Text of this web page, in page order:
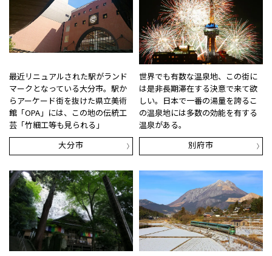
最近リニュアルされた駅がランド
マークとなっている大分市。駅か
らアーケード街を抜けた県立美術
館「OPA」には、この地の伝統工
芸「竹細工等も見られる」
大分市
世界でも有数な温泉地、この街に
は是非長期滞在する決意で来て欲
しい。日本で一番の湯量を誇るこ
の温泉地には多数の効能を有する
温泉がある。
別府市